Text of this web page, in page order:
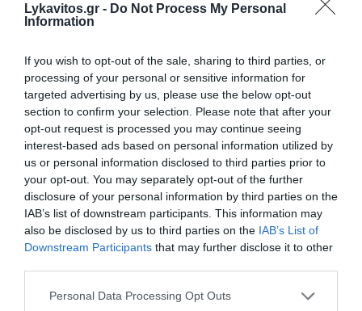
Lykavitos.gr - Do Not Process My Personal
Information
If you wish to opt-out of the sale, sharing to third parties, or
processing of your personal or sensitive information for
targeted advertising by us, please use the below opt-out
section to confirm your selection. Please note that after your
opt-out request is processed you may continue seeing
interest-based ads based on personal information utilized by
us or personal information disclosed to third parties prior to
your opt-out. You may separately opt-out of the further
disclosure of your personal information by third parties on the
IAB’s list of downstream participants. This information may
also be disclosed by us to third parties on the IAB’s List of
Downstream Participants that may further disclose it to other
Please note that this website/app uses one or more Google
Personal Data Processing Opt Outs
Μιχάλης Τσαπίδης, Press Officer της Ελληνικής
Ποδοσφαιρικής Ομοσπονδίας, Θεοφάνης
Κατεργιαννάκης, Προπονητής Τερματοφυλάκων
Εθνικής Ανδρών, Μπάμπης Παπαδόπουλος,
Marketing Manager της Ελληνικής Ποδοσφαιρικής
Ομοσπονδίας, Θανάσης Μπασδέκης, Head of
Sponsorships του ΟΠΑΠ, Μαρία Γκούμα, Marketing &
Ομοσπονδίας, Χριστίνα Βραχάλη, Γιάννης Ρόκκας,